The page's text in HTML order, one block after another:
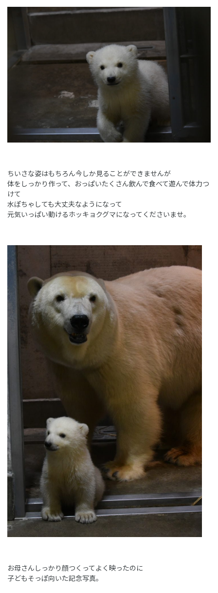
ちいさな姿はもちろん今しか見ることができませんが
体をしっかり作って、おっぱいたくさん飲んで食べて遊んで体力つ
けて
水ぽちゃしても大丈夫なようになって
元気いっぱい動けるホッキョクグマになってくださいませ。
お母さんしっかり顔つくってよく映ったのに
子どもそっぽ向いた記念写真。